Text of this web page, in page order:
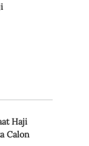
Haji
Calon